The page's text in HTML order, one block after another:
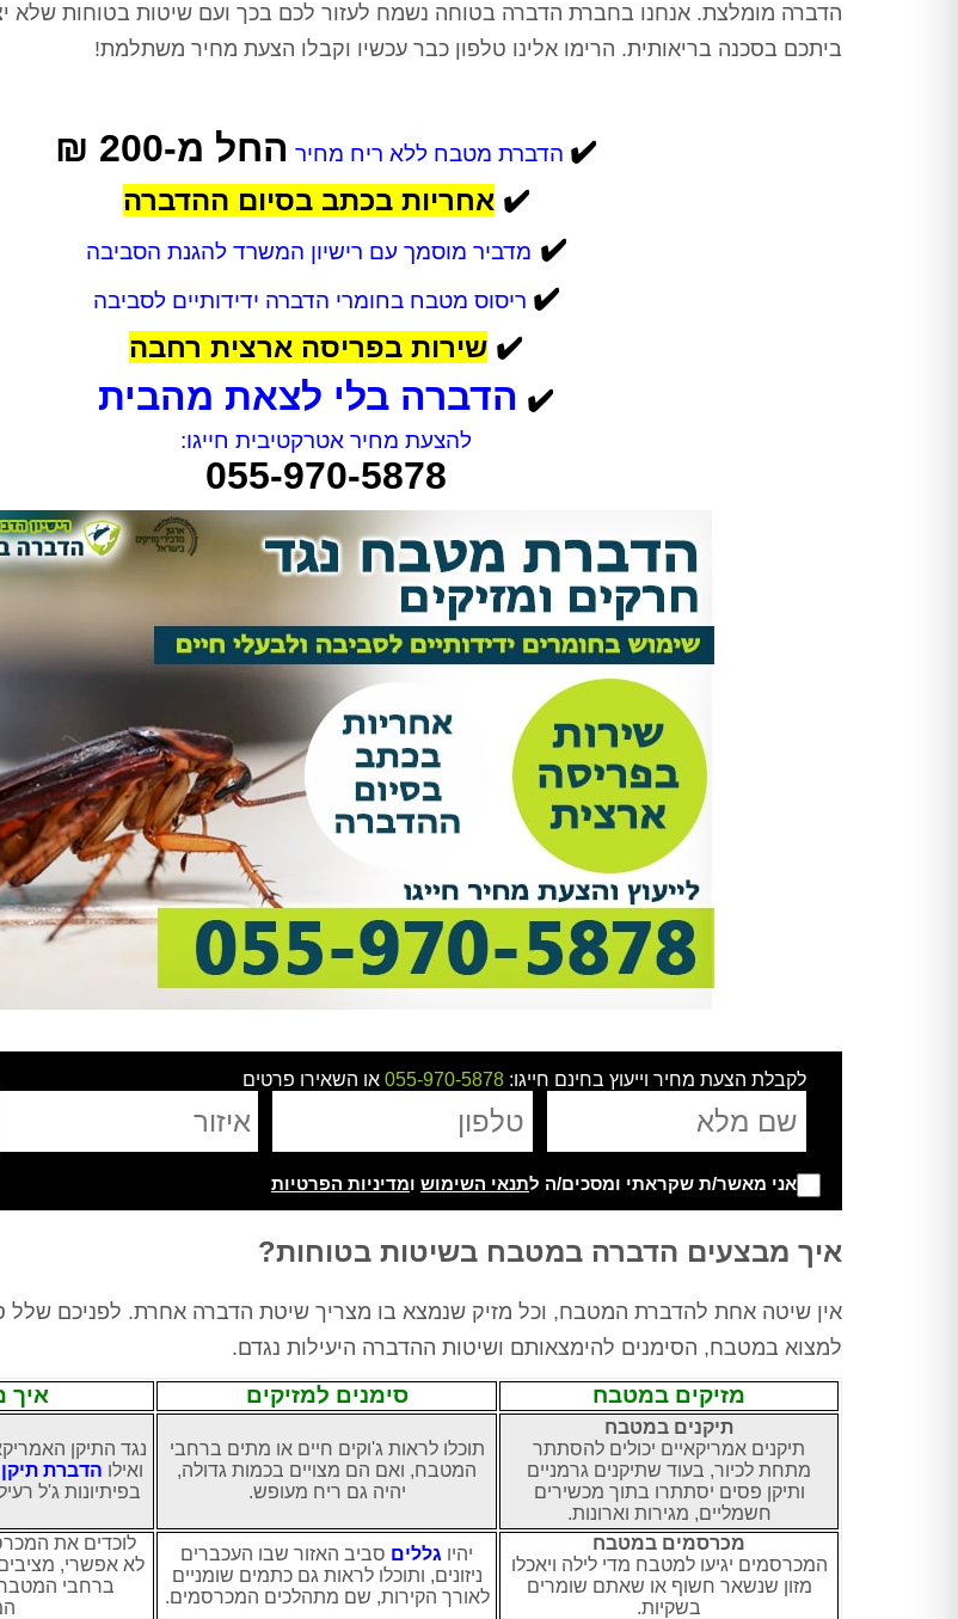
הדברה מומלצת. אנחנו בחברת הדברה בטוחה נשמח לעזור לכם בכך ועם שיטות בטוחות שלא
ביתכם בסכנה בריאותית. הרימו אלינו טלפון כבר עכשיו וקבלו הצעת מחיר משתלמת!
✔️ הדברת מטבח ללא ריח מחיר החל מ-200 ₪
✔️אחריות בכתב בסיום ההדברה
✔️ מדביר מוסמך עם רישיון המשרד להגנת הסביבה
✔️ ריסוס מטבח בחומרי הדברה ידידותיים לסביבה
✔️ שירות בפריסה ארצית רחבה
✔️ הדברה בלי לצאת מהבית
להצעת מחיר אטרקטיבית חייגו:
055-970-5878
לקבלת הצעת מחיר וייעוץ בחינם חייגו: 055-970-5878 או השאירו פרטים
אני מאשר/ת שקראתי ומסכים/ה לתנאי השימוש ומדיניות הפרטיות
איך מבצעים הדברה במטבח בשיטות בטוחות?
אין שיטה אחת להדברת המטבח, וכל מזיק שנמצא בו מצריך שיטת הדברה אחרת. לפניכם שלל
למצוא במטבח, הסימנים להימצאותם ושיטות ההדברה היעילות נגדם.
מזיקים במטבח סימנים למזיקים איך
תיקנים במטבח
תיקנים אמריקאיים יכולים להסתתר
מתחת לכיור, בעוד שתיקנים גרמניים
ותיקן פסים יסתתרו בתוך מכשירים
חשמליים, מגירות וארונות.
תוכלו לראות ג'וקים חיים או מתים ברחבי
המטבח, ואם הם מצויים בכמות גדולה,
יהיה גם ריח מעופש.
נגד התיקן
ואילו הדברת תיקן
בפיתיונות ג'ל
מכרסמים במטבח
המכרסמים יגיעו למטבח מדי לילה ויאכלו
מזון שנשאר חשוף או שאתם שומרים
בשקיות.
יהיו גללים סביב האזור שבו העכברים
ניזונים, ותוכלו לראות גם כתמים שומניים
לאורך הקירות, שם מתהלכים המכרסמים.
לוכדים את
לא אפשרי,
ברחבי
אריאל היה מקצועי מאוד מהשיחה
הראשונה. שלח לנו את אלדד ואחרי
להיכנס לחדר שהיה סגור בגלל שאי
מדובר ב"עסק מסריח" (סבלנו מריח
הצוות דאג לטפל לנו בבעיה בצורה
הכי טובה שאפשר. אלדד דאג לנקות
אחריו ולהשאיר שובל של ריח שרק
יכולנו לדמיין עליו. תודה רבה על
אחרי לחץ ובהלה פניתי להדברה
בטוחה וקיבלתי שירות מהיר, מקצועי
ואמין!
Liat Shavit Grievink
והצליח לתפוס את החולדה. הסביר
גם לגבי הדברה מונעת.